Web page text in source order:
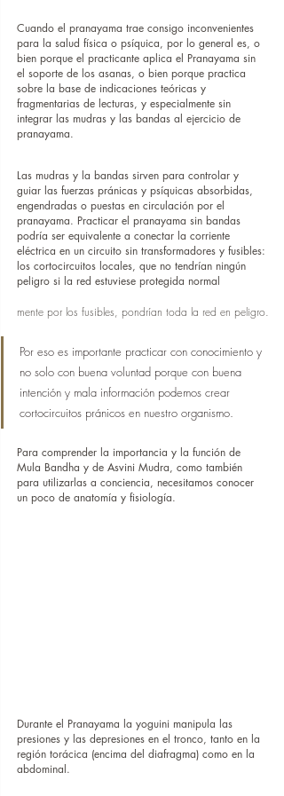
Cuando el pranayama trae consigo inconvenientes
para la salud física o psíquica, por lo general es, o
bien porque el practicante aplica el Pranayama sin
el soporte de los asanas, o bien porque practica
sobre la base de indicaciones teóricas y
fragmentarias de lecturas, y especialmente sin
integrar las mudras y las bandas al ejercicio de
pranayama.
Las mudras y la bandas sirven para controlar y
guiar las fuerzas pránicas y psíquicas absorbidas,
engendradas o puestas en circulación por el
pranayama. Practicar el pranayama sin bandas
podría ser equivalente a conectar la corriente
eléctrica en un circuito sin transformadores y fusibles:
los cortocircuitos locales, que no tendrían ningún
peligro si la red estuviese protegida normal
mente por los fusibles, pondrían toda la red en peligro.
Por eso es importante practicar con conocimiento y
no solo con buena voluntad porque con buena
intención y mala información podemos crear
cortocircuitos pránicos en nuestro organismo.
Para comprender la importancia y la función de
Mula Bandha y de Asvini Mudra, como también
para utilizarlas a conciencia, necesitamos conocer
un poco de anatomía y fisiología.
Durante el Pranayama la yoguini manipula las
presiones y las depresiones en el tronco, tanto en la
región torácica (encima del diafragma) como en la
abdominal.